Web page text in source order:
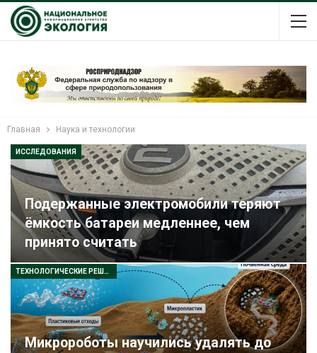
Главная Наука и технологии
ИССЛЕДОВАНИЯ
Подержанные электромобили теряют
ёмкость батареи медленнее, чем
принято считать
ТЕХНОЛОГИЧЕСКИЕ РЕШЕНИЯ
Микророботы научились удалять до